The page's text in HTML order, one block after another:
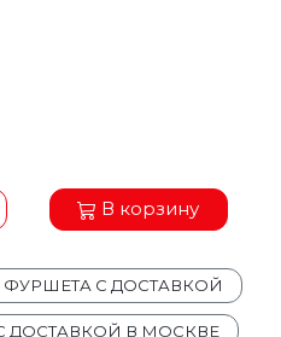
В корзину
ФУРШЕТА С ДОСТАВКОЙ
В МОСКВЕ